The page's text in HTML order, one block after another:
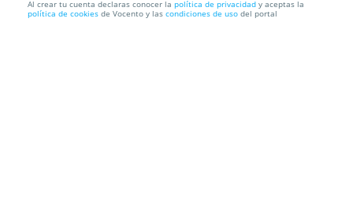
Tensiómetro de muñeca Thomson
Al crear tu cuenta declaras conocer la política de privacidad y aceptas la
política de cookies de Vocento y las condiciones de uso del portal